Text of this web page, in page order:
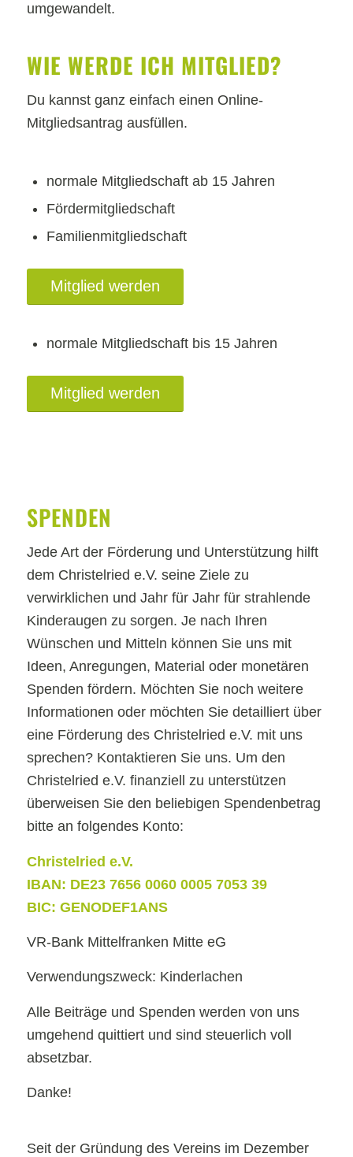
umgewandelt.
WIE WERDE ICH MITGLIED?
Du kannst ganz einfach einen Online-
Mitgliedsantrag ausfüllen.
normale Mitgliedschaft ab 15 Jahren
Fördermitgliedschaft
Familienmitgliedschaft
Mitglied werden
normale Mitgliedschaft bis 15 Jahren
Mitglied werden
SPENDEN
Jede Art der Förderung und Unterstützung hilft
dem Christelried e.V. seine Ziele zu
verwirklichen und Jahr für Jahr für strahlende
Kinderaugen zu sorgen. Je nach Ihren
Wünschen und Mitteln können Sie uns mit
Ideen, Anregungen, Material oder monetären
Spenden fördern. Möchten Sie noch weitere
Informationen oder möchten Sie detailliert über
eine Förderung des Christelried e.V. mit uns
sprechen? Kontaktieren Sie uns. Um den
Christelried e.V. finanziell zu unterstützen
überweisen Sie den beliebigen Spendenbetrag
bitte an folgendes Konto:
Christelried e.V.
IBAN: DE23 7656 0060 0005 7053 39
BIC: GENODEF1ANS
VR-Bank Mittelfranken Mitte eG
Verwendungszweck: Kinderlachen
Alle Beiträge und Spenden werden von uns
umgehend quittiert und sind steuerlich voll
absetzbar.
Danke!
Seit der Gründung des Vereins im Dezember